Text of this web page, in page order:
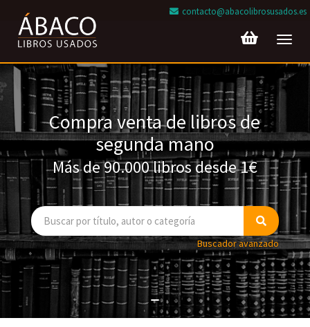
contacto@abacolibrosusados.es
Compra venta de libros de
segunda mano
Más de 90.000 libros desde 1€
Buscador avanzado